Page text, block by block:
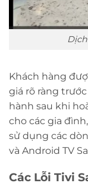
Khách hàng
giá rõ ràng
hành sau khi
cho các gia
sử dụng các
và Android TV
Các Lỗi Tivi